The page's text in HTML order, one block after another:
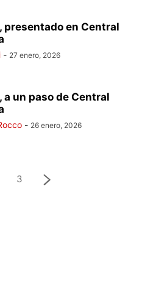
presentado en Central
- 27 enero, 2026
a un paso de Central
- 26 enero, 2026
3